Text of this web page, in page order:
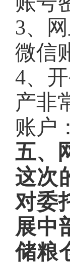
3、
微信
4、
产非
账户
五、
这次
对委
展中
储粮